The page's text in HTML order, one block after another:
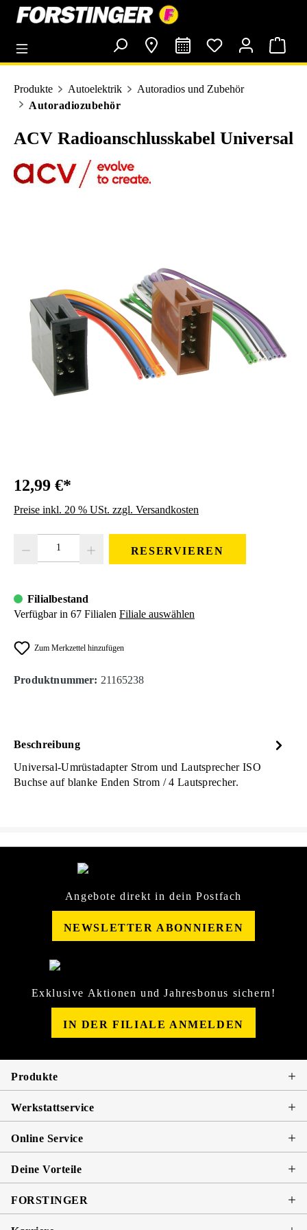
springen
Produkte Autoelektrik
Autoradios und Zubehör
Autoradiozubehör
ACV Radioanschlusskabel Universal
12,99 €*
Preise inkl. 20 % USt. zzgl. Versandkosten
RESERVIEREN
Filialbestand
Verfügbar in 67 Filialen Filiale auswählen
Zum Merkzettel hinzufügen
Produktnummer: 21165238
Beschreibung
Universal-Umrüstadapter Strom und Lautsprecher ISO
Buchse auf blanke Enden Strom / 4 Lautsprecher.
Angebote direkt in dein Postfach
NEWSLETTER ABONNIEREN
Exklusive Aktionen und Jahresbonus sichern!
IN DER FILIALE ANMELDEN
Produkte
Werkstattservice
Online Service
Deine Vorteile
FORSTINGER